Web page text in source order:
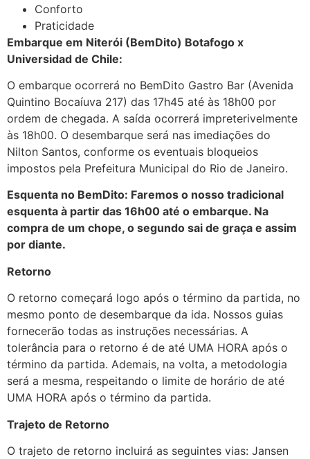
Conforto
Praticidade
Embarque em Niterói (BemDito) Botafogo x
Universidad de Chile:
O embarque ocorrerá no BemDito Gastro Bar (Avenida
Quintino Bocaíuva 217) das 17h45 até às 18h00 por
ordem de chegada. A saída ocorrerá impreterivelmente
às 18h00. O desembarque será nas imediações do
Nilton Santos, conforme os eventuais bloqueios
impostos pela Prefeitura Municipal do Rio de Janeiro.
Esquenta no BemDito: Faremos o nosso tradicional
esquenta à partir das 16h00 até o embarque. Na
compra de um chope, o segundo sai de graça e assim
por diante.
Retorno
O retorno começará logo após o término da partida, no
mesmo ponto de desembarque da ida. Nossos guias
fornecerão todas as instruções necessárias. A
tolerância para o retorno é de até UMA HORA após o
término da partida. Ademais, na volta, a metodologia
será a mesma, respeitando o limite de horário de até
UMA HORA após o término da partida.
Trajeto de Retorno
O trajeto de retorno incluirá as seguintes vias: Jansen